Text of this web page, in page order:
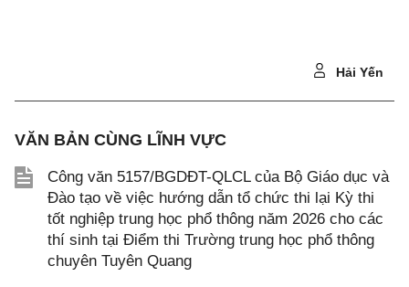
Hải Yến
VĂN BẢN CÙNG LĨNH VỰC
Công văn 5157/BGDĐT-QLCL của Bộ Giáo dục và
Đào tạo về việc hướng dẫn tổ chức thi lại Kỳ thi
tốt nghiệp trung học phổ thông năm 2026 cho các
thí sinh tại Điểm thi Trường trung học phổ thông
chuyên Tuyên Quang